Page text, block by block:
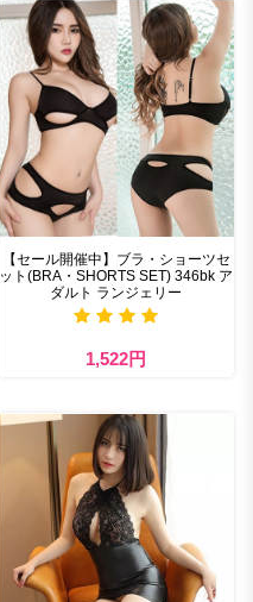
【セール開催中】ブラ・ショーツセ
ット(BRA・SHORTS SET) 346bk ア
ダルト ランジェリー
1,522円